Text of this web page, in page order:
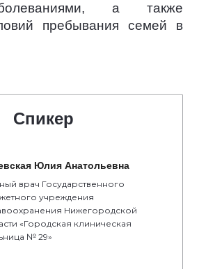
а также
пребывания семей в
Спикер
Юлия Анатольевна
врач Государственного
учреждения
Нижегородской
«Городская клиническая
№ 29»